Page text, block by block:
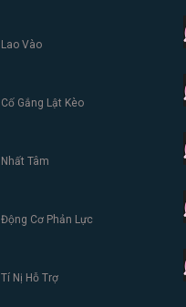
Lao Vào
Cố Gắng Lật Kèo
Nhất Tâm
Động Cơ Phản Lực
Tí Nị Hỗ Trợ